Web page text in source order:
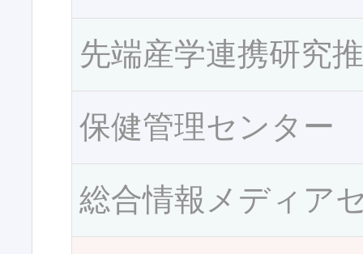
先端産学連携研究
保健管理センター
総合情報メディア